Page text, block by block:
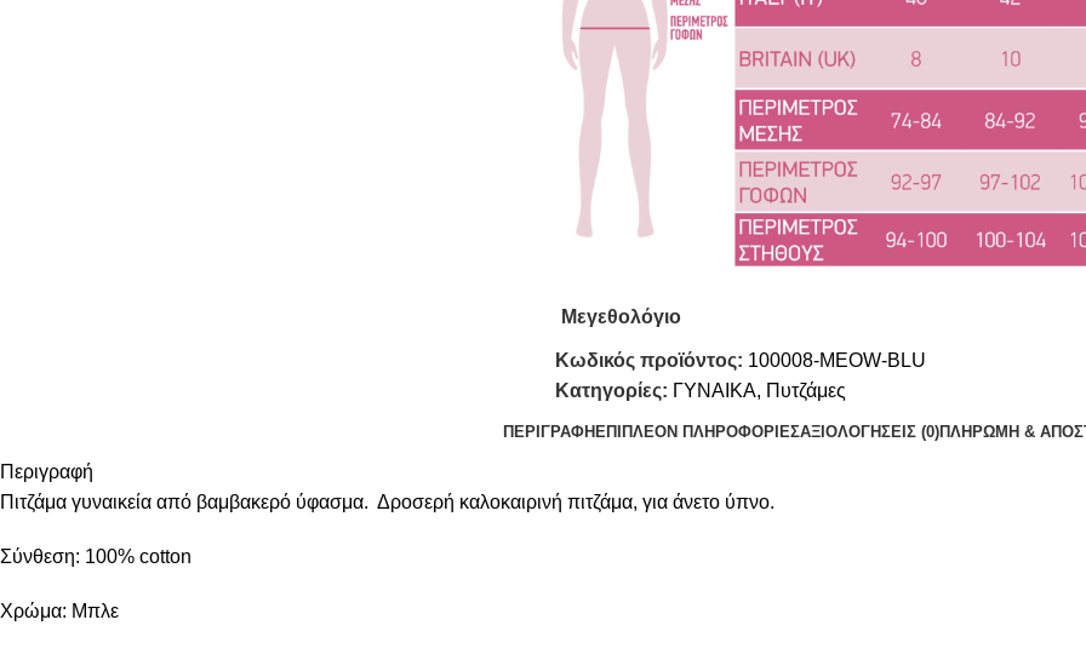
Μεγεθολόγιο
Κωδικός προϊόντος: 100008-MEOW-BLU
Κατηγορίες: ΓΥΝΑΙΚΑ, Πυτζάμες
ΠΕΡΙΓΡΑΦΉΕΠΙΠΛΈΟΝ ΠΛΗΡΟΦΟΡΊΕΣΑΞΙΟΛΟΓΉΣΕΙΣ (0)ΠΛΗΡΩΜΗ &
Περιγραφή
Πιτζάμα γυναικεία από βαμβακερό ύφασμα. Δροσερή καλοκαιρινή πιτζάμα, για άνετο ύπνο.
Σύνθεση: 100% cotton
Χρώμα: Μπλε